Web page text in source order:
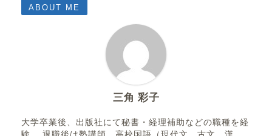
ABOUT ME
三角 彩子
大学卒業後、出版社にて秘書・経理補助などの職種を経